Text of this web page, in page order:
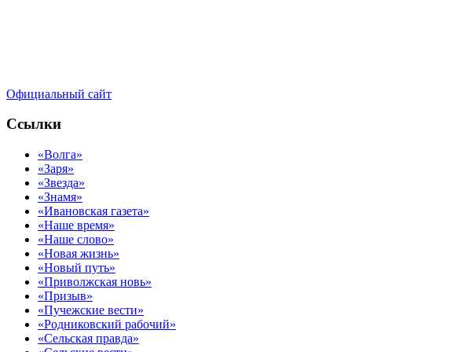
Официальный сайт
Ссылки
«Волга»
«Заря»
«Звезда»
«Знамя»
«Ивановская газета»
«Наше время»
«Наше слово»
«Новая жизнь»
«Новый путь»
«Приволжская новь»
«Призыв»
«Пучежские вести»
«Родниковский рабочий»
«Сельская правда»